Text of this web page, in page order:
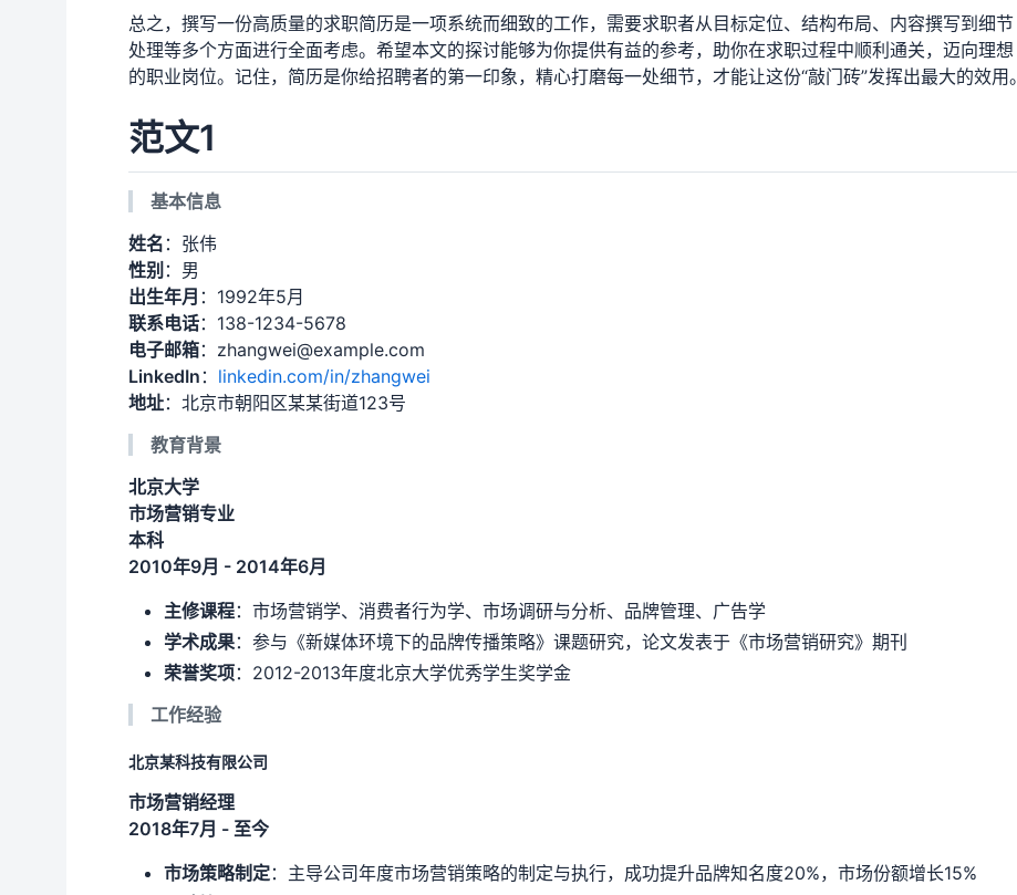
总之，撰写一份高质量的求职简历是一项系统而细致的工作，需要求职者从目标定位、结构布局、内容撰写到细节
处理等多个方面进行全面考虑。希望本文的探讨能够为你提供有益的参考，助你在求职过程中顺利通关，迈向理想
的职业岗位。记住，简历是你给招聘者的第一印象，精心打磨每一处细节，才能让这份“敲门砖”发挥出最大的效用。
范文1
基本信息
姓名 ：张伟
性别 ：男
出生年月 ：1992年5月
联系电话：138-1234-5678
电子邮箱：zhangwei@example.com
LinkedIn ： linkedin.com/in/zhangwei
地址：北京市朝阳区某某街道123号
教育背景
北京大学
市场营销专业
本科
2010年9月 - 2014年6月
主修课程：市场营销学、消费者行为学、市场调研与分析、品牌管理、广告学
学术成果：参与《新媒体环境下的品牌传播策略》课题研究，论文发表于《市场营销研究》期刊
荣誉奖项：2012-2013年度北京大学优秀学生奖学金
工作经验
北京某科技有限公司
市场营销经理
2018年7月 - 至今
市场策略制定：主导公司年度市场营销策略的制定与执行，成功提升品牌知名度20%，市场份额增长15%